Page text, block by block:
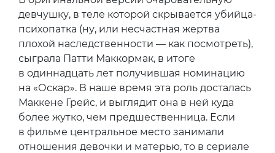
девчушку, в теле которой скрывается убийца-
психопатка (ну, или несчастная жертва
плохой наследственности — как посмотреть),
сыграла Патти Маккормак, в итоге
в одиннадцать лет получившая номинацию
на «Оскар». В наше время эта роль досталась
Маккене Грейс, и выглядит она в ней куда
более жутко, чем предшественница. Если
в фильме центральное место занимали
отношения девочки и матерью, то в сериале